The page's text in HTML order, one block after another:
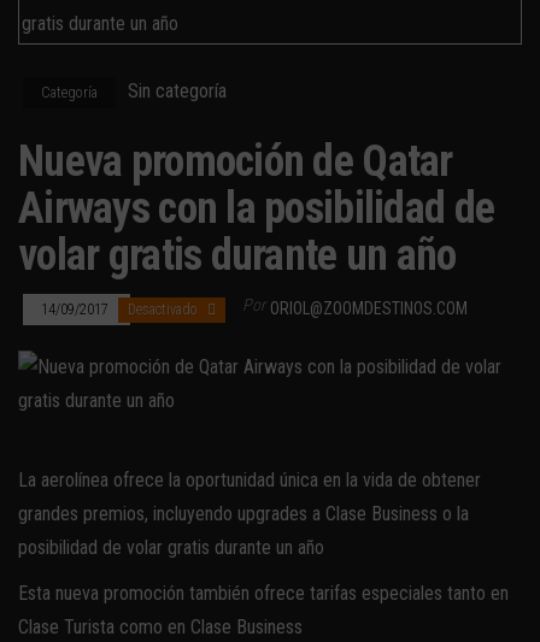
Categoría Sin categoría
Nueva promoción de Qatar
Airways con la posibilidad de
volar gratis durante un año
14/09/2017 Desactivado Por ORIOL@ZOOMDESTINOS.COM
La aerolínea ofrece la oportunidad única en la vida de obtener
grandes premios, incluyendo upgrades a Clase Business o la
posibilidad de volar gratis durante un año
Esta nueva promoción también ofrece tarifas especiales tanto en
Clase Turista como en Clase Business